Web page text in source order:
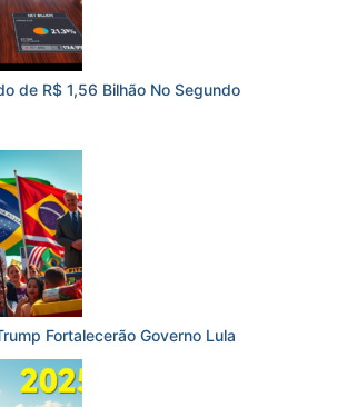
de R$ 1,56 Bilhão No Segundo
Fortalecerão Governo Lula